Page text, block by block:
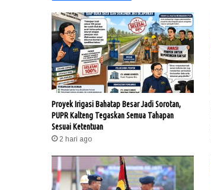
Proyek Irigasi Bahatap Besar Jadi Sorotan,
PUPR Kalteng Tegaskan Semua Tahapan
Sesuai Ketentuan
2 hari ago